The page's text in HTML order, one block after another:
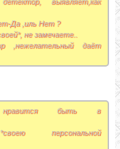
Да ,иль Нет ?
не замечаете..
,нежелательный даёт
нравится быть в
персональной